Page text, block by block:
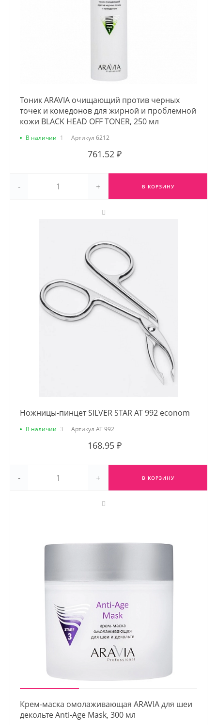
Тоник ARAVIA очищающий против черных
точек и комедонов для жирной и проблемной
кожи BLACK HEAD OFF TONER, 250 мл
В наличии 1 Артикул 6212
761.52 ₽
- + В КОРЗИНУ
Ножницы-пинцет SILVER STAR AT 992 econom
В наличии 3 Артикул AT 992
168.95 ₽
- + В КОРЗИНУ
Крем-маска омолаживающая ARAVIA для шеи
декольте Anti-Age Mask, 300 мл